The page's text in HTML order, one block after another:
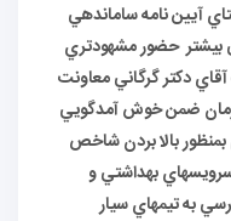
آيين نامه ساماندهي
بیشتر حضور مشهودتري
دكتر گرگاني معاونت
ضمن خوش آمدگويي
بالا بردن شاخص
بهداشتي و
به تيمهاي سيار